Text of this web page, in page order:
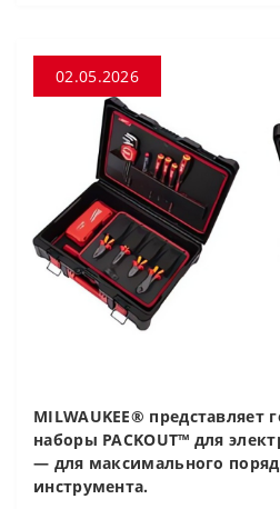
02.05.2026
MILWAUKEE® представляет
наборы PACKOUT™ для
— для максимального
инструмента.